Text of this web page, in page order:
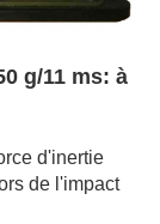
g/11 ms: à
d'inertie
de l'impact